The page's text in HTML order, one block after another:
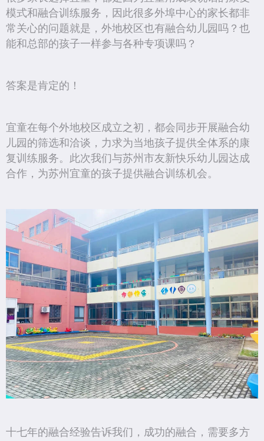
模式和融合训练服务，因此很多外埠中心的家长都非
常关心的问题就是，外地校区也有融合幼儿园吗？也
能和总部的孩子一样参与各种专项课吗？
答案是肯定的！
宜童在每个外地校区成立之初，都会同步开展融合幼
儿园的筛选和洽谈，力求为当地孩子提供全体系的康
复训练服务。此次我们与苏州市友新快乐幼儿园达成
合作，为苏州宜童的孩子提供融合训练机会。
十七年的融合经验告诉我们，成功的融合，需要多方